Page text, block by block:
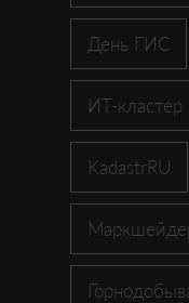
День ГИС
ИТ-кластер
KadastrRU